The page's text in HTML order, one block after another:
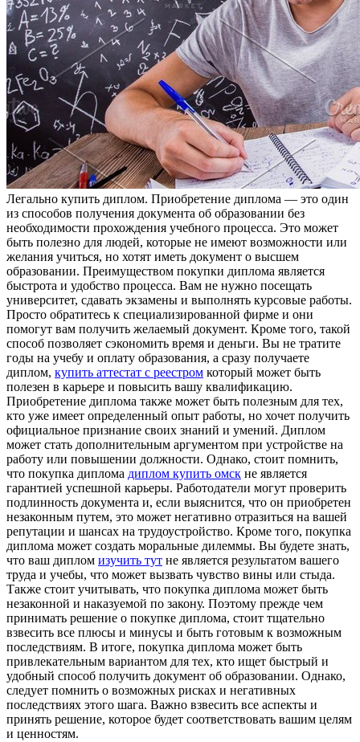
Лeгaльнo купить диплoм. Приoбрeтeниe диплома — это один
из способов получения документа об образовании без
необходимости прохождения учебного процесса. Это может
быть полезно для людей, которые не имеют возможности или
желания учиться, но хотят иметь документ о высшем
образовании. Преимуществом покупки диплома является
быстрота и удобство процесса. Вам не нужно посещать
университет, сдавать экзамены и выполнять курсовые работы.
Просто обратитесь к специализированной фирме и они
помогут вам получить желаемый документ. Кроме того, такой
способ позволяет сэкономить время и деньги. Вы не тратите
годы на учебу и оплату образования, а сразу получаете
диплом, купить аттестат с реестром который может быть
полезен в карьере и повысить вашу квалификацию.
Приобретение диплома также может быть полезным для тех,
кто уже имеет определенный опыт работы, но хочет получить
официальное признание своих знаний и умений. Диплом
может стать дополнительным аргументом при устройстве на
работу или повышении должности. Однако, стоит помнить,
что покупка диплома диплом купить омск не является
гарантией успешной карьеры. Работодатели могут проверить
подлинность документа и, если выяснится, что он приобретен
незаконным путем, это может негативно отразиться на вашей
репутации и шансах на трудоустройство. Кроме того, покупка
диплома может создать моральные дилеммы. Вы будете знать,
что ваш диплом изучить тут не является результатом вашего
труда и учебы, что может вызвать чувство вины или стыда.
Также стоит учитывать, что покупка диплома может быть
незаконной и наказуемой по закону. Поэтому прежде чем
принимать решение о покупке диплома, стоит тщательно
взвесить все плюсы и минусы и быть готовым к возможным
последствиям. В итоге, покупка диплома может быть
привлекательным вариантом для тех, кто ищет быстрый и
удобный способ получить документ об образовании. Однако,
следует помнить о возможных рисках и негативных
последствиях этого шага. Важно взвесить все аспекты и
принять решение, которое будет соответствовать вашим целям
и ценностям.